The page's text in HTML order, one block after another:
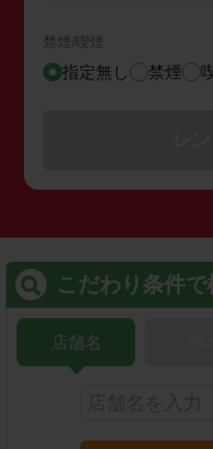
禁煙/喫煙
指定無し 禁煙
こだわり条件で
店舗名